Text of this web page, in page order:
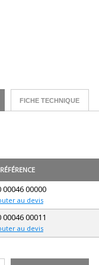
FICHE TECHNIQUE
RÉFÉRENCE
00046 00000
au devis
00046 00011
au devis